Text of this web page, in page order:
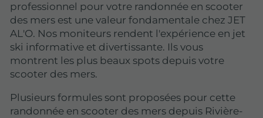
professionnel pour votre randonnée en scooter
des mers est une valeur fondamentale chez JET
AL'O. Nos moniteurs rendent l'expérience en jet
ski informative et divertissante. Ils vous
montrent les plus beaux spots depuis votre
scooter des mers.
Plusieurs formules sont proposées pour cette
randonnée en scooter des mers depuis Rivière-